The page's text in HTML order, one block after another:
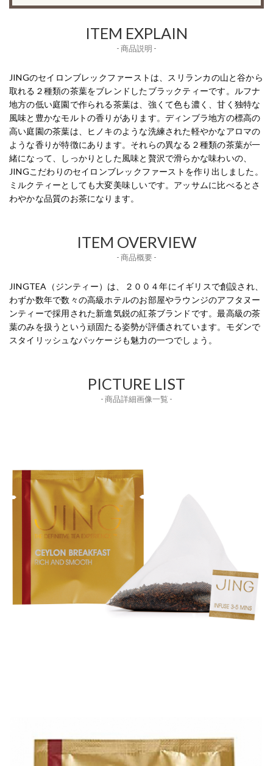
ITEM EXPLAIN
- 商品説明 -
JINGのセイロンブレックファーストは、スリランカの山と谷から
取れる２種類の茶葉をブレンドしたブラックティーです。ルフナ
地方の低い庭園で作られる茶葉は、強くて色も濃く、甘く独特な
風味と豊かなモルトの香りがあります。ディンブラ地方の標高の
高い庭園の茶葉は、ヒノキのような洗練された軽やかなアロマの
ような香りが特徴にあります。それらの異なる２種類の茶葉が一
緒になって、しっかりとした風味と贅沢で滑らかな味わいの、
JINGこだわりのセイロンブレックファーストを作り出しました。
ミルクティーとしても大変美味しいです。アッサムに比べるとさ
わやかな品質のお茶になります。
ITEM OVERVIEW
- 商品概要 -
JINGTEA（ジンティー）は、２００４年にイギリスで創設され、
わずか数年で数々の高級ホテルのお部屋やラウンジのアフタヌー
ンティーで採用された新進気鋭の紅茶ブランドです。最高級の茶
葉のみを扱うという頑固たる姿勢が評価されています。モダンで
スタイリッシュなパッケージも魅力の一つでしょう。
PICTURE LIST
- 商品詳細画像一覧 -